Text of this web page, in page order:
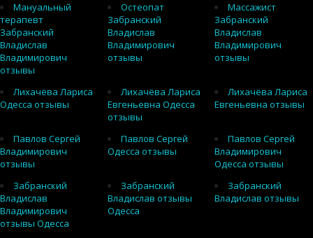
Мануальный
терапевт
Забранский
Владислав
Владимирович
отзывы
Остеопат
Забранский
Владислав
Владимирович
отзывы
Массажист
Забранский
Владислав
Владимирович
отзывы
Лихачёва Лариса
Одесса отзывы
Лихачёва Лариса
Евгеньевна Одесса
отзывы
Лихачёва Лариса
Евгеньевна отзывы
Павлов Сергей
Владимирович
отзывы
Павлов Сергей
Одесса отзывы
Павлов Сергей
Владимирович
Одесса отзывы
Забранский
Владислав
Владимирович
отзывы Одесса
Забранский
Владислав отзывы
Одесса
Забранский
Владислав отзывы